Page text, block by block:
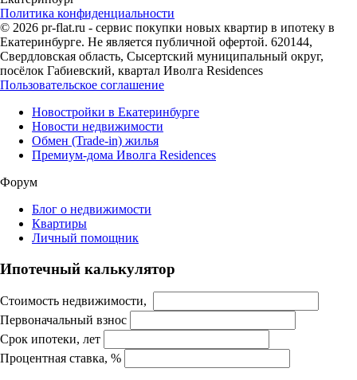
Политика конфиденциальности
© 2026 pr-flat.ru - сервис покупки новых квартир в ипотеку в
Екатеринбурге. Не является публичной офертой. 620144,
Свердловская область, Сысертский муниципальный округ,
посёлок Габиевский, квартал Иволга Residences
Пользовательское соглашение
Новостройки в Екатеринбурге
Новости недвижимости
Обмен (Trade-in) жилья
Премиум-дома Иволга Residences
Форум
Блог о недвижимости
Квартиры
Личный помощник
Ипотечный калькулятор
Стоимость недвижимости,
Первоначальный взнос
Срок ипотеки, лет
Процентная ставка, %